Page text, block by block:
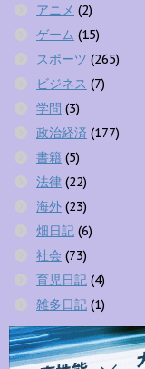
アニメ (2)
ゲーム (15)
スポーツ (265)
ビジネス (7)
学問 (3)
政治経済 (177)
書籍 (5)
法律 (22)
海外 (23)
畑日記 (6)
社会 (73)
育児日記 (4)
雑多日記 (1)